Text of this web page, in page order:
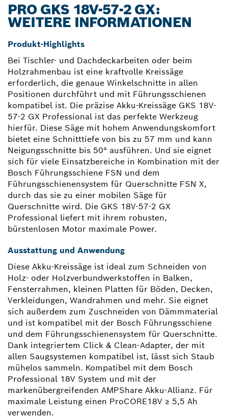
PRO GKS 18V-57-2 GX:
WEITERE INFORMATIONEN
Produkt-Highlights
Bei Tischler- und Dachdeckarbeiten oder beim
Holzrahmenbau ist eine kraftvolle Kreissäge
erforderlich, die genaue Winkelschnitte in allen
Positionen durchführt und mit Führungsschienen
kompatibel ist. Die präzise Akku-Kreissäge GKS 18V-
57-2 GX Professional ist das perfekte Werkzeug
hierfür. Diese Säge mit hohem Anwendungskomfort
bietet eine Schnitttiefe von bis zu 57 mm und kann
Neigungsschnitte bis 50° ausführen. Und sie eignet
sich für viele Einsatzbereiche in Kombination mit der
Bosch Führungsschiene FSN und dem
Führungsschienensystem für Querschnitte FSN X,
durch das sie zu einer mobilen Säge für
Querschnitte wird. Die GKS 18V-57-2 GX
Professional liefert mit ihrem robusten,
bürstenlosen Motor maximale Power.
Ausstattung und Anwendung
Diese Akku-Kreissäge ist ideal zum Schneiden von
Holz- oder Holzverbundwerkstoffen in Balken,
Fensterrahmen, kleinen Platten für Böden, Decken,
Verkleidungen, Wandrahmen und mehr. Sie eignet
sich außerdem zum Zuschneiden von Dämmmaterial
und ist kompatibel mit der Bosch Führungsschiene
und dem Führungsschienensystem für Querschnitte.
Dank integriertem Click & Clean-Adapter, der mit
allen Saugsystemen kompatibel ist, lässt sich Staub
mühelos sammeln. Kompatibel mit dem Bosch
Professional 18V System und mit der
markenübergreifenden AMPShare Akku-Allianz. Für
maximale Leistung einen ProCORE18V ≥ 5,5 Ah
verwenden.